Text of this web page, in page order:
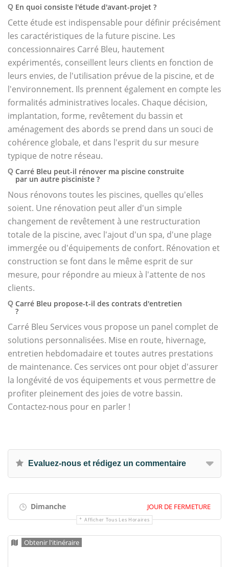
Q En quoi consiste l'étude d'avant-projet ?
Cette étude est indispensable pour définir précisément
les caractéristiques de la future piscine. Les
concessionnaires Carré Bleu, hautement
expérimentés, conseillent leurs clients en fonction de
leurs envies, de l'utilisation prévue de la piscine, et de
l'environnement. Ils prennent également en compte les
formalités administratives locales. Chaque décision,
implantation, forme, revêtement du bassin et
aménagement des abords se prend dans un souci de
cohérence globale, et dans l'esprit du sur mesure
typique de notre réseau.
Q Carré Bleu peut-il rénover ma piscine construite
par un autre pisciniste ?
Nous rénovons toutes les piscines, quelles qu'elles
soient. Une rénovation peut aller d'un simple
changement de revêtement à une restructuration
totale de la piscine, avec l'ajout d'un spa, d'une plage
immergée ou d'équipements de confort. Rénovation et
construction se font dans le même esprit de sur
mesure, pour répondre au mieux à l'attente de nos
clients.
Q Carré Bleu propose-t-il des contrats d'entretien
?
Carré Bleu Services vous propose un panel complet de
solutions personnalisées. Mise en route, hivernage,
entretien hebdomadaire et toutes autres prestations
de maintenance. Ces services ont pour objet d'assurer
la longévité de vos équipements et vous permettre de
profiter pleinement des joies de votre bassin.
Contactez-nous pour en parler !
Evaluez-nous et rédigez un commentaire
Dimanche JOUR DE FERMETURE
Afficher Tous Les Horaires
Obtenir l'itinéraire